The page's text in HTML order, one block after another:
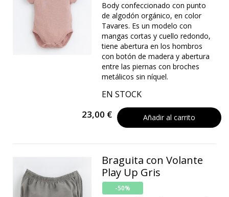
Body confeccionado con punto
de algodón orgánico, en color
Tavares. Es un modelo con
mangas cortas y cuello redondo,
tiene abertura en los hombros
con botón de madera y abertura
entre las piernas con broches
metálicos sin níquel.
EN STOCK
23,00 € Añadir al carrito
Braguita con Volante
Play Up Gris
-50%